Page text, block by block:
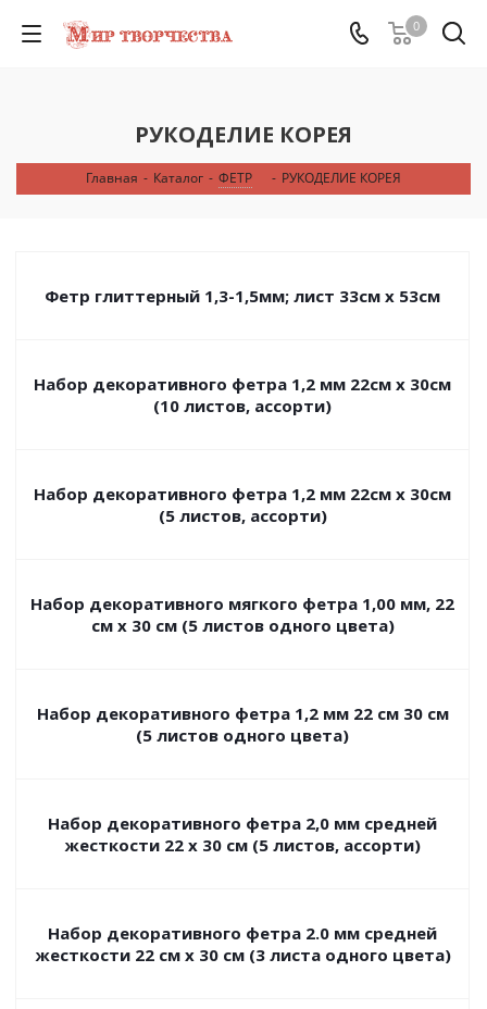
0
РУКОДЕЛИЕ КОРЕЯ
Главная - Каталог - ФЕТР - РУКОДЕЛИЕ КОРЕЯ
Фетр глиттерный 1,3-1,5мм; лист 33см х 53см
Набор декоративного фетра 1,2 мм 22см х 30см
(10 листов, ассорти)
Набор декоративного фетра 1,2 мм 22см х 30см
(5 листов, ассорти)
Набор декоративного мягкого фетра 1,00 мм, 22
см х 30 см (5 листов одного цвета)
Набор декоративного фетра 1,2 мм 22 см 30 см
(5 листов одного цвета)
Набор декоративного фетра 2,0 мм средней
жесткости 22 х 30 см (5 листов, ассорти)
Набор декоративного фетра 2.0 мм средней
жесткости 22 см х 30 см (3 листа одного цвета)